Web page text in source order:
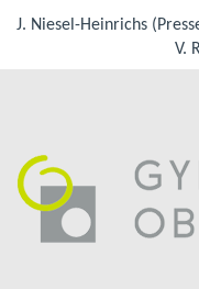
J. Niesel-
V. Räuber